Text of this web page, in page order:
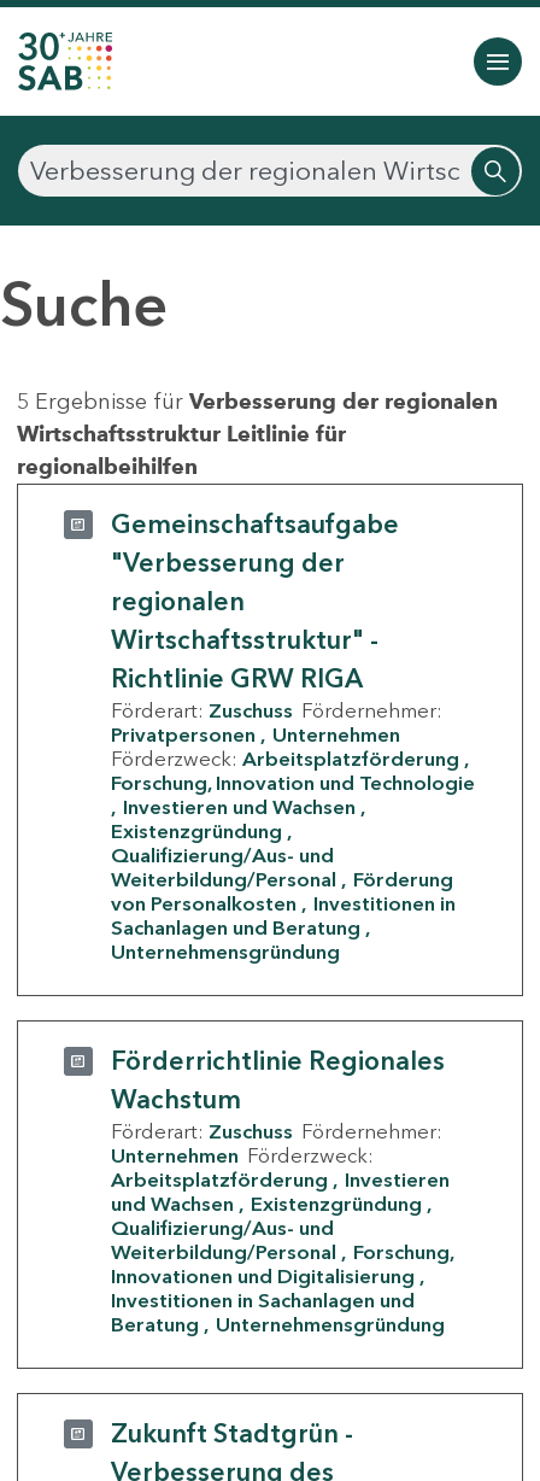
Suche
5 Ergebnisse für Verbesserung der regionalen
Wirtschaftsstruktur Leitlinie für
regionalbeihilfen
Gemeinschaftsaufgabe
"Verbesserung der
regionalen
Wirtschaftsstruktur" -
Richtlinie GRW RIGA
Förderart: Zuschuss Fördernehmer:
Privatpersonen
Unternehmen
Förderzweck: Arbeitsplatzförderung
Forschung, Innovation und Technologie
Investieren und Wachsen
Existenzgründung
Qualifizierung/Aus- und
Weiterbildung/Personal
Förderung
von Personalkosten
Investitionen in
Sachanlagen und Beratung
Unternehmensgründung
Förderrichtlinie Regionales
Wachstum
Förderart: Zuschuss Fördernehmer:
Unternehmen Förderzweck:
Arbeitsplatzförderung
Investieren
und Wachsen
Existenzgründung
Qualifizierung/Aus- und
Weiterbildung/Personal
Forschung,
Innovationen und Digitalisierung
Investitionen in Sachanlagen und
Beratung
Unternehmensgründung
Zukunft Stadtgrün -
Verbesserung des